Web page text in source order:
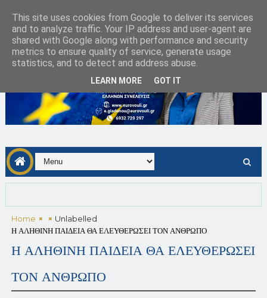
Home
Unlabelled
Η ΑΛΗΘΙΝΗ ΠΑΙΔΕΙΑ ΘΑ ΕΛΕΥΘΕΡΩΣΕΙ ΤΟΝ ΑΝΘΡΩΠΟ
Η ΑΛΗΘΙΝΗ ΠΑΙΔΕΙΑ ΘΑ ΕΛΕΥΘΕΡΩΣΕΙ
ΤΟΝ ΑΝΘΡΩΠΟ
This site uses cookies from Google to deliver its services
and to analyze traffic. Your IP address and user-agent are
shared with Google along with performance and security
metrics to ensure quality of service, generate usage
statistics, and to detect and address abuse.
LEARN MORE GOT IT